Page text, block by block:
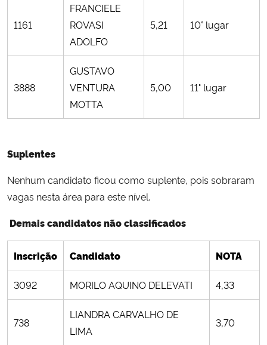
1161
FRANCIELE
ROVASI
ADOLFO
5,21 10° lugar
3888
GUSTAVO
VENTURA
MOTTA
5,00 11° lugar
Suplentes
Nenhum candidato ficou como suplente, pois sobraram
vagas nesta área para este nível.
Demais candidatos não classificados
Inscrição Candidato NOTA
3092 MORILO AQUINO DELEVATI 4,33
738
LIANDRA CARVALHO DE
LIMA
3,70